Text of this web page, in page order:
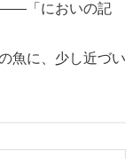
――「においの記
魚に、少し近づい